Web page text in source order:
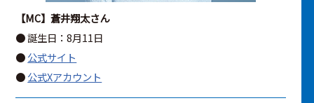
【MC】蒼井翔太さん
● 誕生日：8月11日
●公式サイト
●公式Xアカウント